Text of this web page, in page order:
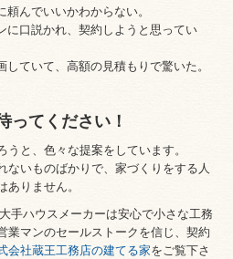
んでいいかわからない。
に口説かれ、契約しようと思ってい
ていて、高額の見積もりで驚いた。
ってください！
と、色々な提案をしています。
ないものばかりで、家づくりをする人
ありません。
手ハウスメーカーは安心で小さな工務
業マンのセールストークを信じ、契約
会社蔵王工務店の建てる家をご覧下さ